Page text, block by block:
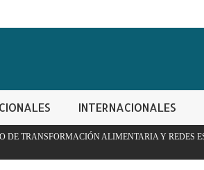
INTERNACIONALES
Y REDES ESCOLARES